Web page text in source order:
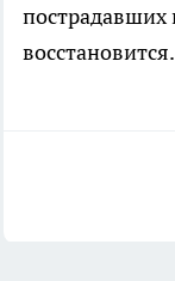
пострадавших
восстановится.